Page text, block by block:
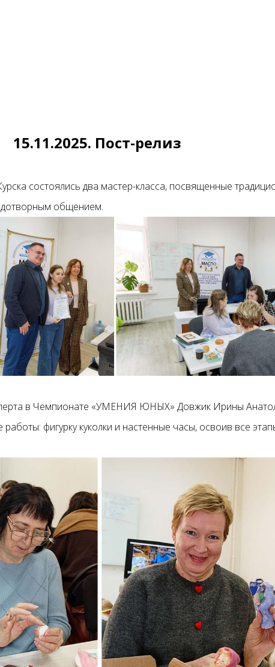
15.11.2025. Пост-релиз
состоялись два мастер-класса, посвященные
общением.
в Чемпионате «УМЕНИЯ ЮНЫХ» Довжик Ирины
фигурку куколки и настенные часы, освоив все